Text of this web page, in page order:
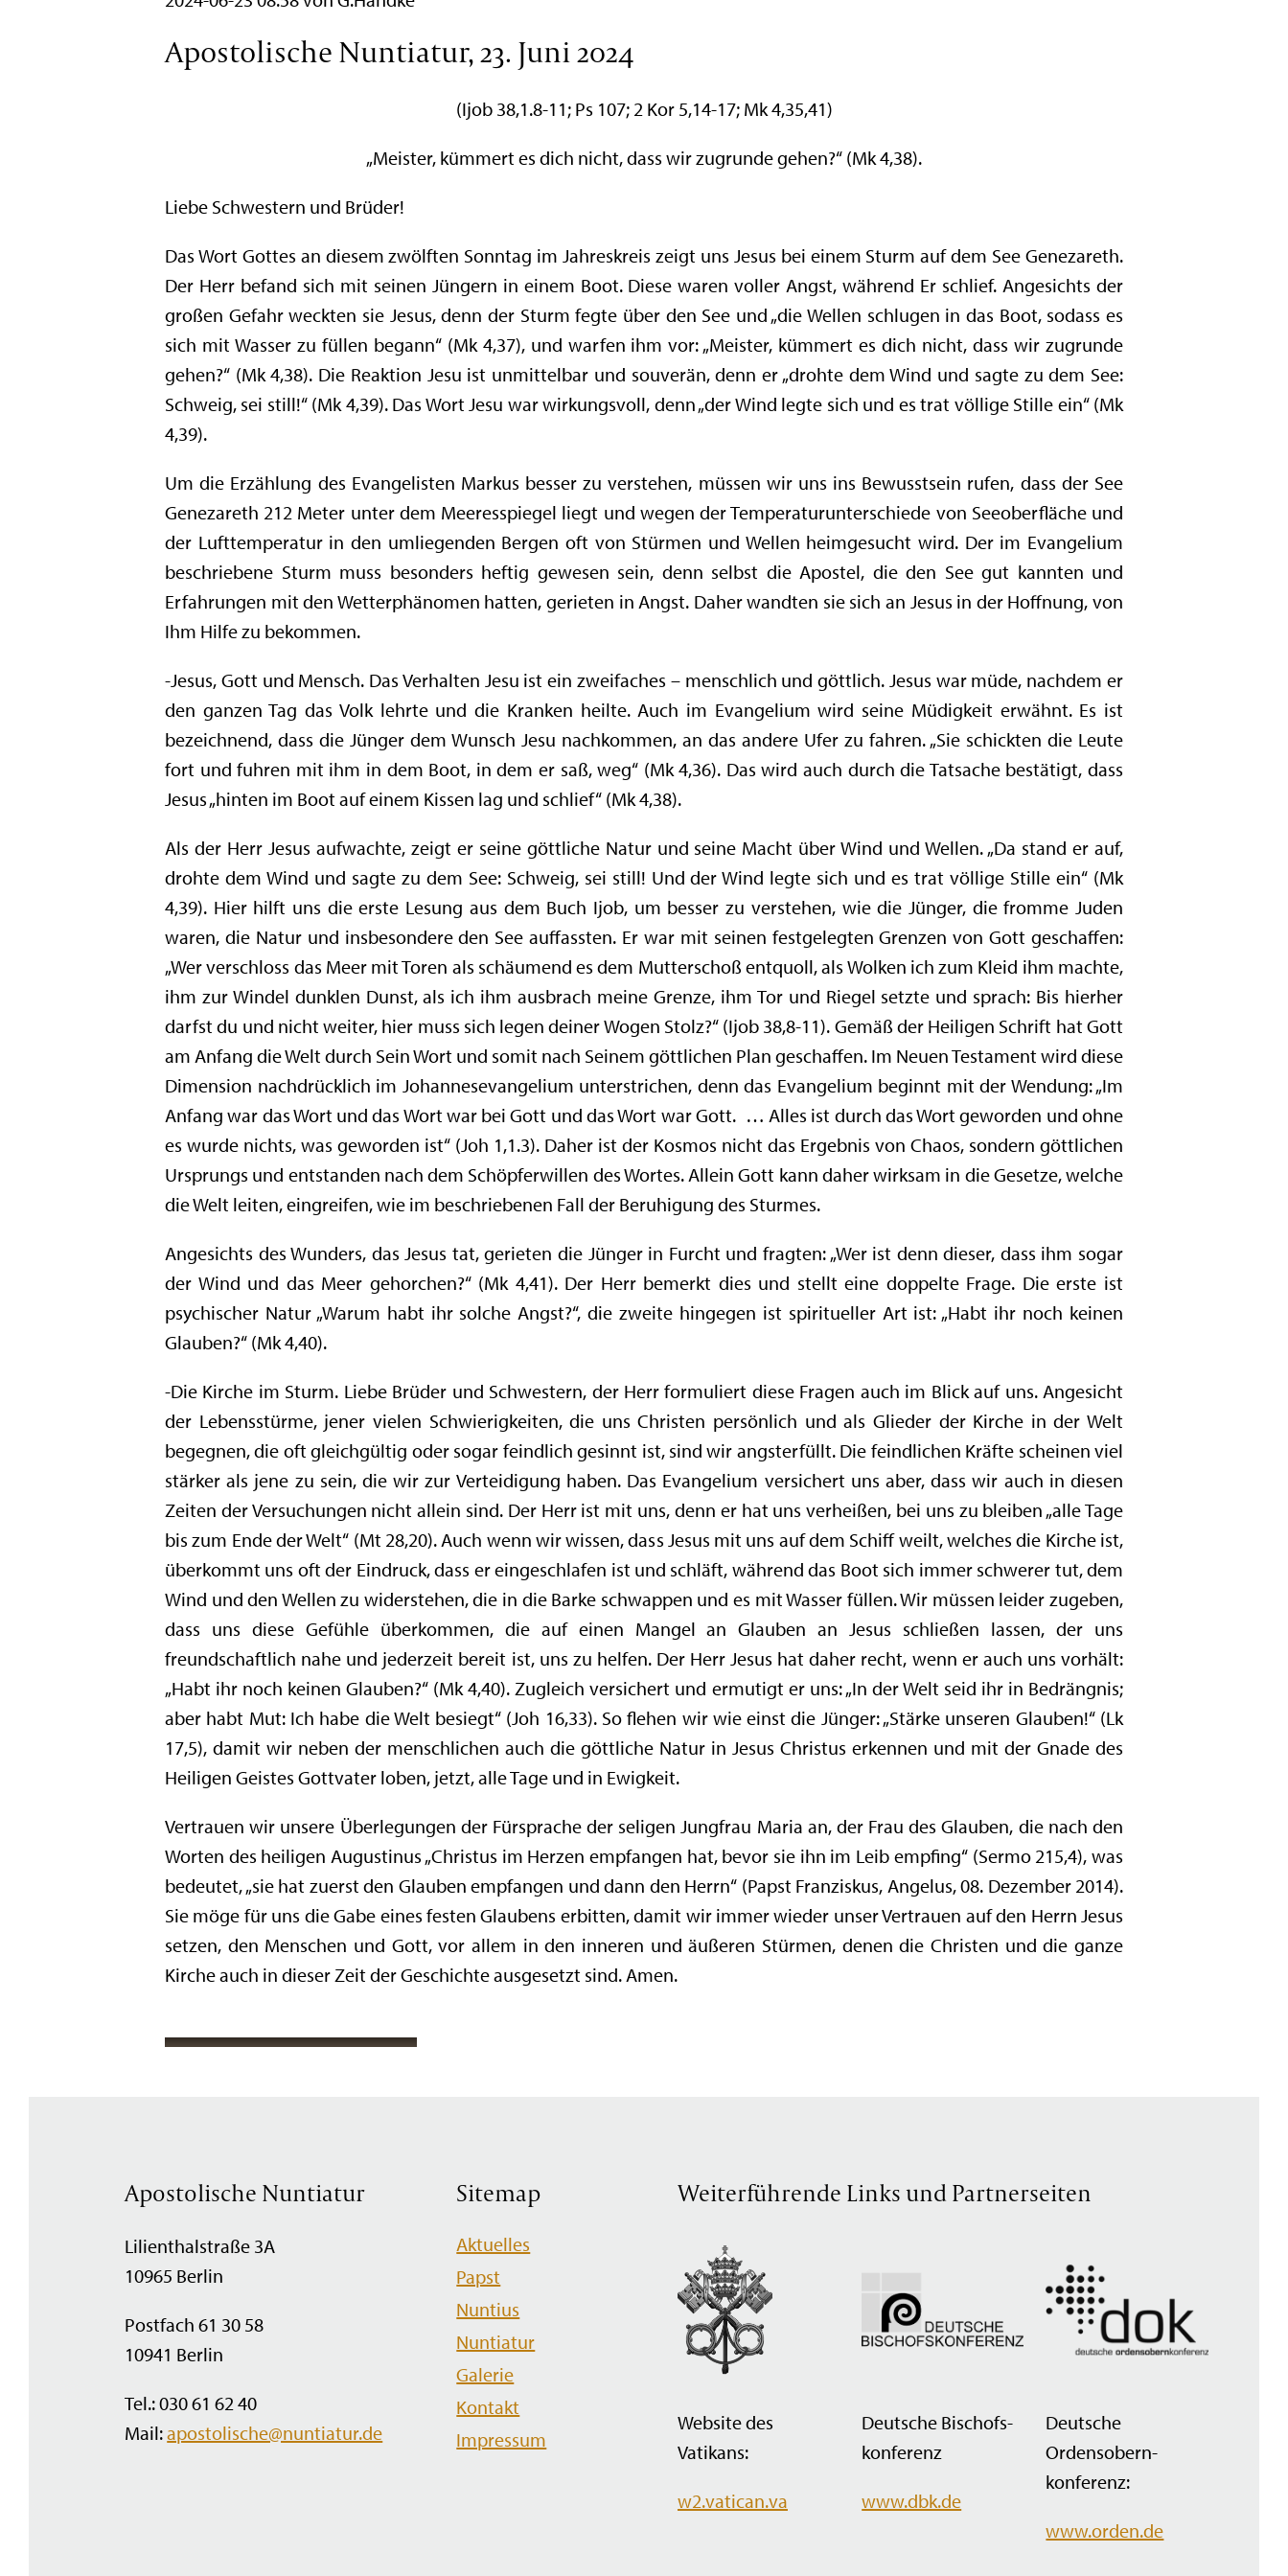
Apostolische Nuntiatur, 23. Juni 2024
(Ijob 38,1.8-11; Ps 107; 2 Kor 5,14-17; Mk 4,35,41)
„Meister, kümmert es dich nicht, dass wir zugrunde gehen?“ (Mk 4,38).
Liebe Schwestern und Brüder!
Das Wort Gottes an diesem zwölften Sonntag im Jahreskreis zeigt uns Jesus bei einem Sturm auf dem See Genezareth.
Der Herr befand sich mit seinen Jüngern in einem Boot. Diese waren voller Angst, während Er schlief. Angesichts der
großen Gefahr weckten sie Jesus, denn der Sturm fegte über den See und „die Wellen schlugen in das Boot, sodass es
sich mit Wasser zu füllen begann“ (Mk 4,37), und warfen ihm vor: „Meister, kümmert es dich nicht, dass wir zugrunde
gehen?“ (Mk 4,38). Die Reaktion Jesu ist unmittelbar und souverän, denn er „drohte dem Wind und sagte zu dem See:
Schweig, sei still!“ (Mk 4,39). Das Wort Jesu war wirkungsvoll, denn „der Wind legte sich und es trat völlige Stille ein“ (Mk
4,39).
Um die Erzählung des Evangelisten Markus besser zu verstehen, müssen wir uns ins Bewusstsein rufen, dass der See
Genezareth 212 Meter unter dem Meeresspiegel liegt und wegen der Temperaturunterschiede von Seeoberfläche und
der Lufttemperatur in den umliegenden Bergen oft von Stürmen und Wellen heimgesucht wird. Der im Evangelium
beschriebene Sturm muss besonders heftig gewesen sein, denn selbst die Apostel, die den See gut kannten und
Erfahrungen mit den Wetterphänomen hatten, gerieten in Angst. Daher wandten sie sich an Jesus in der Hoffnung, von
Ihm Hilfe zu bekommen.
-Jesus, Gott und Mensch. Das Verhalten Jesu ist ein zweifaches – menschlich und göttlich. Jesus war müde, nachdem er
den ganzen Tag das Volk lehrte und die Kranken heilte. Auch im Evangelium wird seine Müdigkeit erwähnt. Es ist
bezeichnend, dass die Jünger dem Wunsch Jesu nachkommen, an das andere Ufer zu fahren. „Sie schickten die Leute
fort und fuhren mit ihm in dem Boot, in dem er saß, weg“ (Mk 4,36). Das wird auch durch die Tatsache bestätigt, dass
Jesus „hinten im Boot auf einem Kissen lag und schlief“ (Mk 4,38).
Als der Herr Jesus aufwachte, zeigt er seine göttliche Natur und seine Macht über Wind und Wellen. „Da stand er auf,
drohte dem Wind und sagte zu dem See: Schweig, sei still! Und der Wind legte sich und es trat völlige Stille ein“ (Mk
4,39). Hier hilft uns die erste Lesung aus dem Buch Ijob, um besser zu verstehen, wie die Jünger, die fromme Juden
waren, die Natur und insbesondere den See auffassten. Er war mit seinen festgelegten Grenzen von Gott geschaffen:
„Wer verschloss das Meer mit Toren als schäumend es dem Mutterschoß entquoll, als Wolken ich zum Kleid ihm machte,
ihm zur Windel dunklen Dunst, als ich ihm ausbrach meine Grenze, ihm Tor und Riegel setzte und sprach: Bis hierher
darfst du und nicht weiter, hier muss sich legen deiner Wogen Stolz?“ (Ijob 38,8-11). Gemäß der Heiligen Schrift hat Gott
am Anfang die Welt durch Sein Wort und somit nach Seinem göttlichen Plan geschaffen. Im Neuen Testament wird diese
Dimension nachdrücklich im Johannesevangelium unterstrichen, denn das Evangelium beginnt mit der Wendung: „Im
Anfang war das Wort und das Wort war bei Gott und das Wort war Gott. … Alles ist durch das Wort geworden und ohne
es wurde nichts, was geworden ist“ (Joh 1,1.3). Daher ist der Kosmos nicht das Ergebnis von Chaos, sondern göttlichen
Ursprungs und entstanden nach dem Schöpferwillen des Wortes. Allein Gott kann daher wirksam in die Gesetze, welche
die Welt leiten, eingreifen, wie im beschriebenen Fall der Beruhigung des Sturmes.
Angesichts des Wunders, das Jesus tat, gerieten die Jünger in Furcht und fragten: „Wer ist denn dieser, dass ihm sogar
der Wind und das Meer gehorchen?“ (Mk 4,41). Der Herr bemerkt dies und stellt eine doppelte Frage. Die erste ist
psychischer Natur „Warum habt ihr solche Angst?“, die zweite hingegen ist spiritueller Art ist: „Habt ihr noch keinen
Glauben?“ (Mk 4,40).
-Die Kirche im Sturm. Liebe Brüder und Schwestern, der Herr formuliert diese Fragen auch im Blick auf uns. Angesicht
der Lebensstürme, jener vielen Schwierigkeiten, die uns Christen persönlich und als Glieder der Kirche in der Welt
begegnen, die oft gleichgültig oder sogar feindlich gesinnt ist, sind wir angsterfüllt. Die feindlichen Kräfte scheinen viel
stärker als jene zu sein, die wir zur Verteidigung haben. Das Evangelium versichert uns aber, dass wir auch in diesen
Zeiten der Versuchungen nicht allein sind. Der Herr ist mit uns, denn er hat uns verheißen, bei uns zu bleiben „alle Tage
bis zum Ende der Welt“ (Mt 28,20). Auch wenn wir wissen, dass Jesus mit uns auf dem Schiff weilt, welches die Kirche ist,
überkommt uns oft der Eindruck, dass er eingeschlafen ist und schläft, während das Boot sich immer schwerer tut, dem
Wind und den Wellen zu widerstehen, die in die Barke schwappen und es mit Wasser füllen. Wir müssen leider zugeben,
dass uns diese Gefühle überkommen, die auf einen Mangel an Glauben an Jesus schließen lassen, der uns
freundschaftlich nahe und jederzeit bereit ist, uns zu helfen. Der Herr Jesus hat daher recht, wenn er auch uns vorhält:
„Habt ihr noch keinen Glauben?“ (Mk 4,40). Zugleich versichert und ermutigt er uns: „In der Welt seid ihr in Bedrängnis;
aber habt Mut: Ich habe die Welt besiegt“ (Joh 16,33). So flehen wir wie einst die Jünger: „Stärke unseren Glauben!“ (Lk
17,5), damit wir neben der menschlichen auch die göttliche Natur in Jesus Christus erkennen und mit der Gnade des
Heiligen Geistes Gottvater loben, jetzt, alle Tage und in Ewigkeit.
Vertrauen wir unsere Überlegungen der Fürsprache der seligen Jungfrau Maria an, der Frau des Glauben, die nach den
Worten des heiligen Augustinus „Christus im Herzen empfangen hat, bevor sie ihn im Leib empfing“ (Sermo 215,4), was
bedeutet, „sie hat zuerst den Glauben empfangen und dann den Herrn“ (Papst Franziskus, Angelus, 08. Dezember 2014).
Sie möge für uns die Gabe eines festen Glaubens erbitten, damit wir immer wieder unser Vertrauen auf den Herrn Jesus
setzen, den Menschen und Gott, vor allem in den inneren und äußeren Stürmen, denen die Christen und die ganze
Kirche auch in dieser Zeit der Geschichte ausgesetzt sind. Amen.
Apostolische Nuntiatur
Lilienthalstraße 3A
10965 Berlin
Postfach 61 30 58
10941 Berlin
Tel.: 030 61 62 40
Mail:apostolische@nuntiatur.de
Sitemap
Navigation
überspringen
Aktuelles
Papst
Nuntius
Nuntiatur
Galerie
Kontakt
Impressum
Weiterführende Links und Partnerseiten
Website des
Vatikans:
w2.vatican.va
Deutsche Bischofs­
konferenz
www.dbk.de
Deutsche
Ordensobern­
konferenz:
www.orden.de